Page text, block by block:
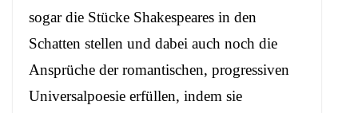
sogar die Stücke Shakespeares in den
Schatten stellen und dabei auch noch die
Ansprüche der romantischen, progressiven
Universalpoesie erfüllen, indem sie